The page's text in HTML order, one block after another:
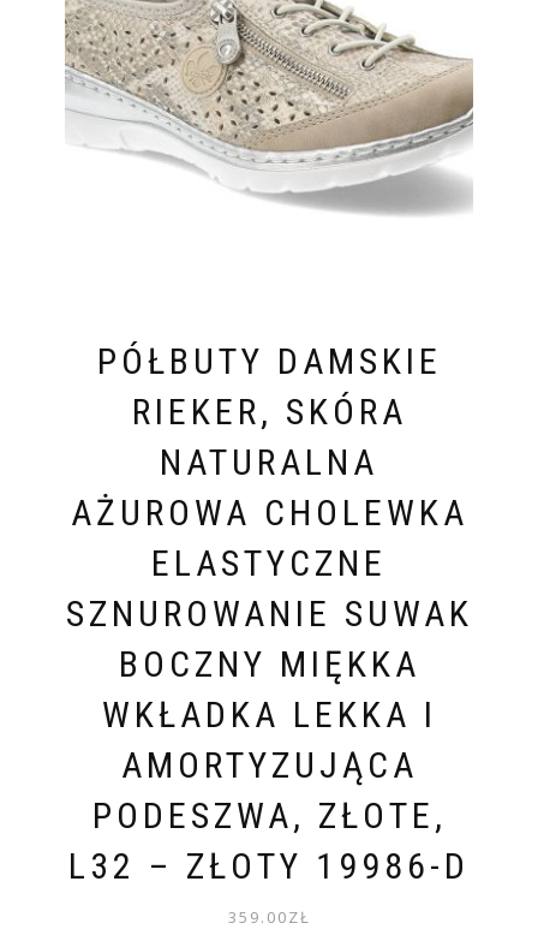
PÓŁBUTY DAMSKIE
RIEKER, SKÓRA
NATURALNA
AŻUROWA CHOLEWKA
ELASTYCZNE
SZNUROWANIE SUWAK
BOCZNY MIĘKKA
WKŁADKA LEKKA I
AMORTYZUJĄCA
PODESZWA, ZŁOTE,
L32 – ZŁOTY 19986-D
359.00ZŁ